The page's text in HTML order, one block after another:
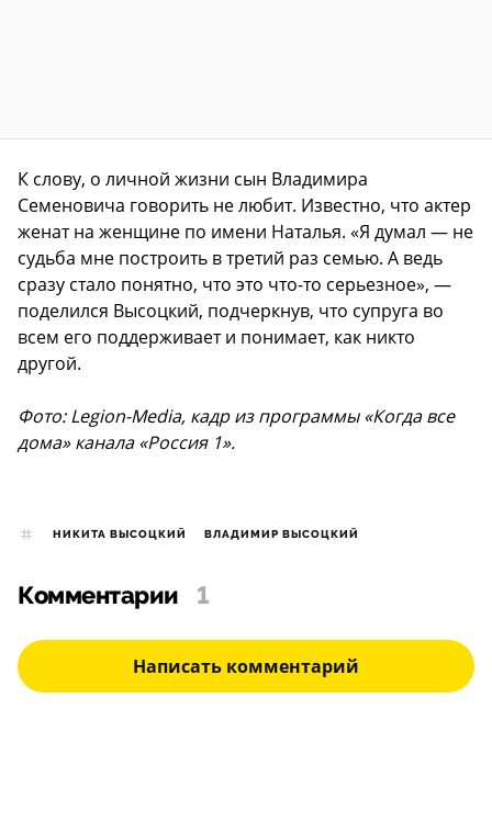
К слову, о личной жизни сын Владимира
Семеновича говорить не любит. Известно, что актер
женат на женщине по имени Наталья. «Я думал — не
судьба мне построить в третий раз семью. А ведь
сразу стало понятно, что это что-то серьезное», —
поделился Высоцкий, подчеркнув, что супруга во
всем его поддерживает и понимает, как никто
другой.
Фото: Legion-Media, кадр из программы «Когда все
дома» канала «Россия 1».
НИКИТА ВЫСОЦКИЙ ВЛАДИМИР ВЫСОЦКИЙ
Комментарии 1
Написать комментарий